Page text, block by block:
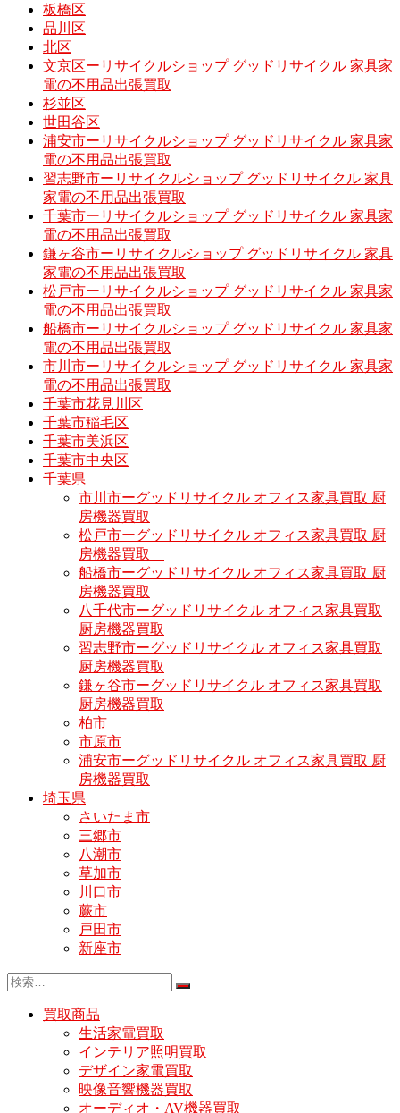
板橋区
品川区
北区
文京区ーリサイクルショップ グッドリサイクル 家具家
電の不用品出張買取
杉並区
世田谷区
浦安市ーリサイクルショップ グッドリサイクル 家具家
電の不用品出張買取
習志野市ーリサイクルショップ グッドリサイクル 家具
家電の不用品出張買取
千葉市ーリサイクルショップ グッドリサイクル 家具家
電の不用品出張買取
鎌ヶ谷市ーリサイクルショップ グッドリサイクル 家具
家電の不用品出張買取
松戸市ーリサイクルショップ グッドリサイクル 家具家
電の不用品出張買取
船橋市ーリサイクルショップ グッドリサイクル 家具家
電の不用品出張買取
市川市ーリサイクルショップ グッドリサイクル 家具家
電の不用品出張買取
千葉市花見川区
千葉市稲毛区
千葉市美浜区
千葉市中央区
千葉県
市川市ーグッドリサイクル オフィス家具買取 厨
房機器買取
松戸市ーグッドリサイクル オフィス家具買取 厨
房機器買取
船橋市ーグッドリサイクル オフィス家具買取 厨
房機器買取
八千代市ーグッドリサイクル オフィス家具買取
厨房機器買取
習志野市ーグッドリサイクル オフィス家具買取
厨房機器買取
鎌ヶ谷市ーグッドリサイクル オフィス家具買取
厨房機器買取
柏市
市原市
浦安市ーグッドリサイクル オフィス家具買取 厨
房機器買取
埼玉県
さいたま市
三郷市
八潮市
草加市
川口市
蕨市
戸田市
新座市
買取商品
生活家電買取
インテリア照明買取
デザイン家電買取
映像音響機器買取
オーディオ・AV機器買取